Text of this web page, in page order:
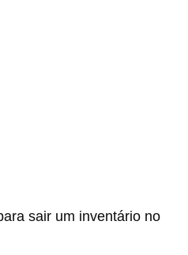
sair um inventário no